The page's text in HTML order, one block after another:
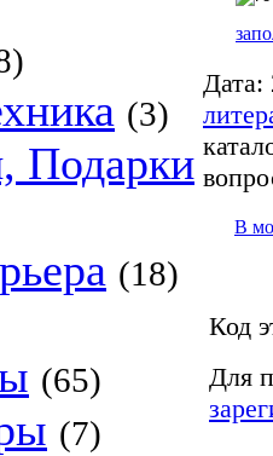
(3)
Подарки
(18)
(65)
(7)
Дата:
В
Код
Для